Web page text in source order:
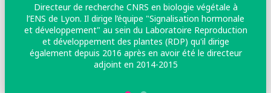
Directeur de recherche CNRS en biologie végétale à
l’ENS de Lyon. Il dirige l’équipe "Signalisation hormonale
et développement" au sein du Laboratoire Reproduction
et développement des plantes (RDP) qu'il dirige
également depuis 2016 après en avoir été le directeur
adjoint en 2014-2015